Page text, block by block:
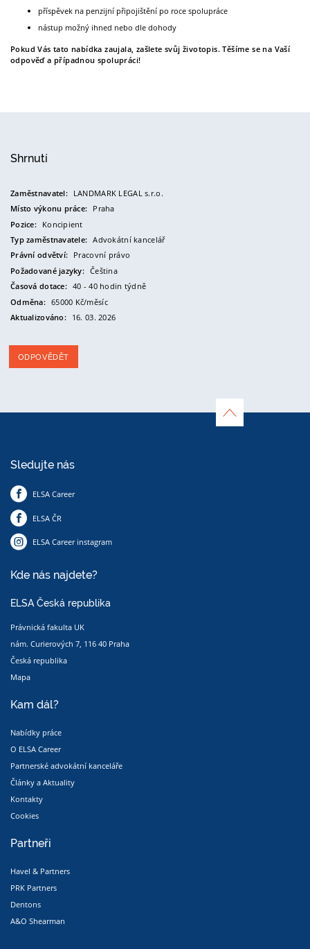
příspěvek na penzijní připojištění po roce spolupráce
nástup možný ihned nebo dle dohody
Pokud Vás tato nabídka zaujala, zašlete svůj životopis. Těšíme se na Vaší
odpověď a případnou spolupráci!
Shrnutí
Zaměstnavatel:
LANDMARK LEGAL s.r.o.
Místo výkonu práce: Praha
Pozice:
Koncipient
Typ zaměstnavatele: Advokátní kancelář
Právní odvětví: Pracovní právo
Požadované jazyky: Čeština
Časová dotace: 40 - 40 hodin týdně
Odměna: 65000 Kč/měsíc
Aktualizováno:
16. 03. 2026
ODPOVĚDĚT
Sledujte nás
ELSA Career
ELSA ČR
ELSA Career instagram
Kde nás najdete?
ELSA Česká republika
Právnická fakulta UK
nám. Curierových 7, 116 40 Praha
Česká republika
Mapa
Kam dál?
Nabídky práce
O ELSA Career
Partnerské advokátní kanceláře
Články a Aktuality
Kontakty
Cookies
Partneři
Havel & Partners
PRK Partners
Dentons
A&O Shearman